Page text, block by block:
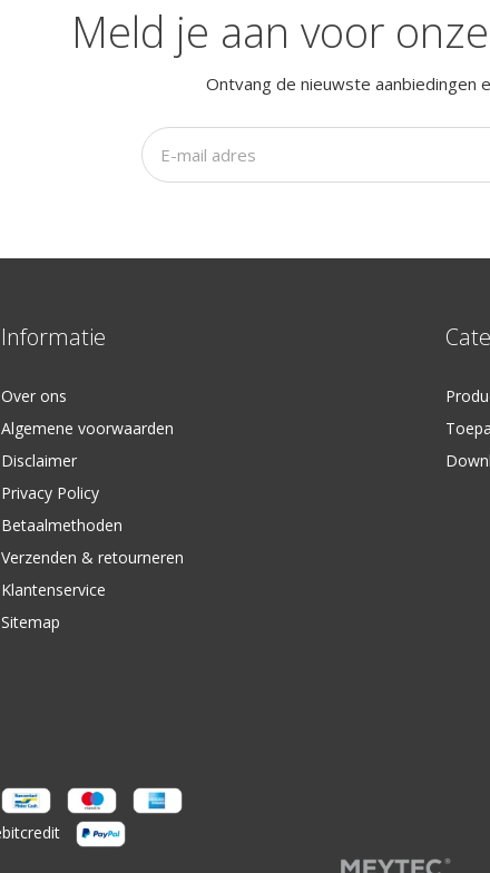
Meld je aan voor
Ontvang de nieuwste aanbiedingen
Informatie
Over ons
Algemene voorwaarden
Disclaimer
Privacy Policy
Betaalmethoden
Verzenden & retourneren
Klantenservice
Sitemap